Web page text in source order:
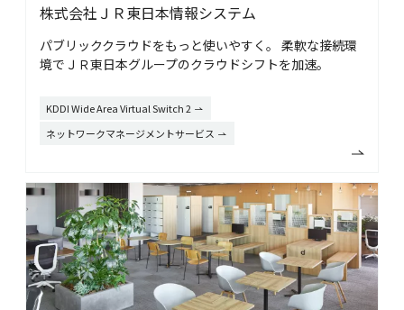
株式会社ＪＲ東日本情報システム
パブリッククラウドをもっと使いやすく。 柔軟な接続環
境でＪＲ東日本グループのクラウドシフトを加速。
KDDI Wide Area Virtual Switch 2
ネットワークマネージメントサービス